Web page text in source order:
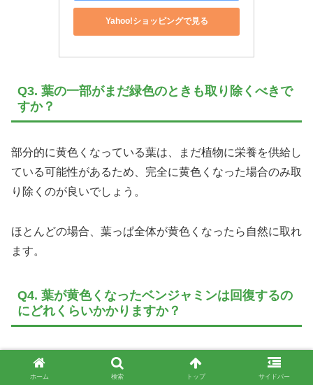
Yahoo!ショッピングで見る
Q3. 葉の一部がまだ緑色のときも取り除くべきで
すか？
部分的に黄色くなっている葉は、まだ植物に栄養を供給し
ている可能性があるため、完全に黄色くなった場合のみ取
り除くのが良いでしょう。
ほとんどの場合、葉っぱ全体が黄色くなったら自然に取れ
ます。
Q4. 葉が黄色くなったベンジャミンは回復するの
にどれくらいかかりますか？
春～秋で適切な対策を講じ、かつ根が元気なら、数週間ほ
どで新芽が出てくるはずです。
ホーム 検索 トップ サイドバー